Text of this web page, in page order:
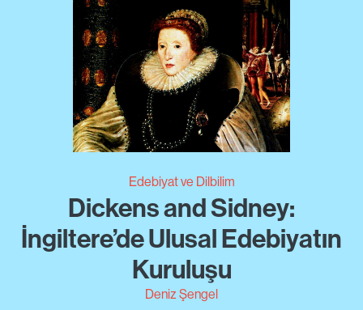
Edebiyat ve Dilbilim
Dickens and Sidney:
İngiltere’de Ulusal Edebiyatın
Kuruluşu
Deniz Şengel